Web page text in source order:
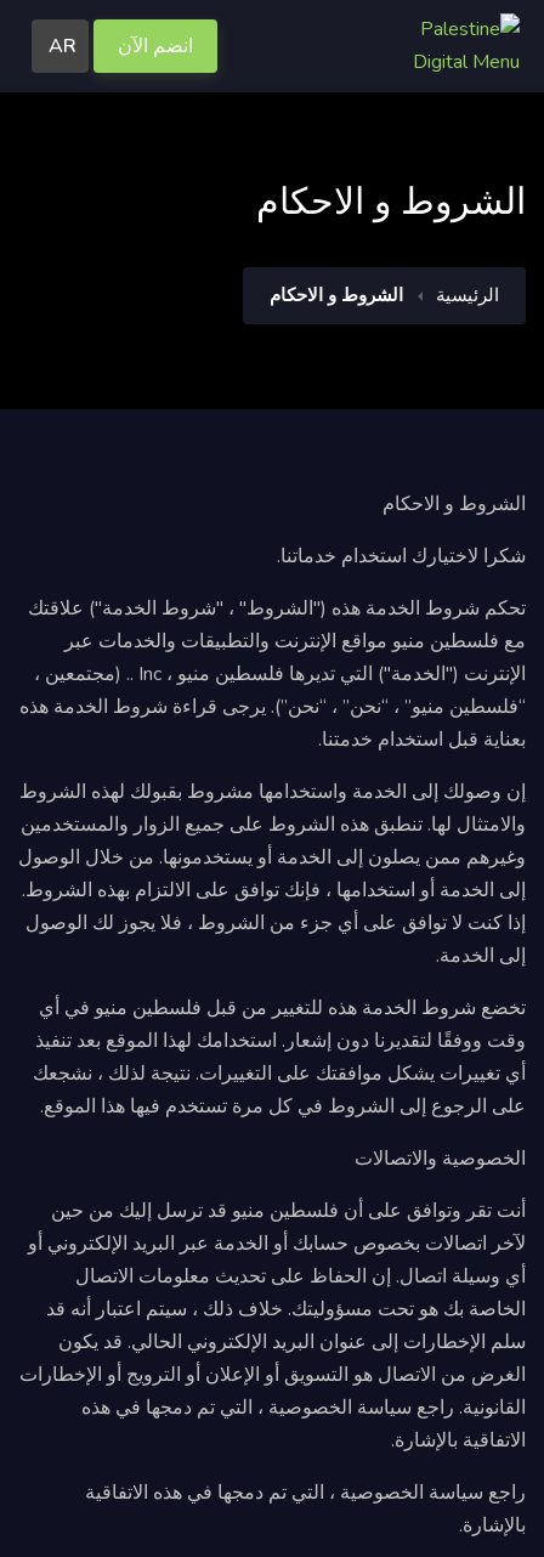
انضم الآن AR
الشروط و الاحكام
الرئيسية الشروط و الاحكام
الشروط و الاحكام
شكرا لاختيارك استخدام خدماتنا.
تحكم شروط الخدمة هذه ("الشروط" ، "شروط الخدمة") علاقتك
مع فلسطين منيو مواقع الإنترنت والتطبيقات والخدمات عبر
الإنترنت ("الخدمة") التي تديرها فلسطين منيو ، Inc .. (مجتمعين ،
“فلسطين منيو” ، “نحن” ، “نحن”). يرجى قراءة شروط الخدمة هذه
بعناية قبل استخدام خدمتنا.
إن وصولك إلى الخدمة واستخدامها مشروط بقبولك لهذه الشروط
والامتثال لها. تنطبق هذه الشروط على جميع الزوار والمستخدمين
وغيرهم ممن يصلون إلى الخدمة أو يستخدمونها. من خلال الوصول
إلى الخدمة أو استخدامها ، فإنك توافق على الالتزام بهذه الشروط.
إذا كنت لا توافق على أي جزء من الشروط ، فلا يجوز لك الوصول
إلى الخدمة.
تخضع شروط الخدمة هذه للتغيير من قبل فلسطين منيو في أي
وقت ووفقًا لتقديرنا دون إشعار. استخدامك لهذا الموقع بعد تنفيذ
أي تغييرات يشكل موافقتك على التغييرات. نتيجة لذلك ، نشجعك
على الرجوع إلى الشروط في كل مرة تستخدم فيها هذا الموقع.
الخصوصية والاتصالات
أنت تقر وتوافق على أن فلسطين منيو قد ترسل إليك من حين
لآخر اتصالات بخصوص حسابك أو الخدمة عبر البريد الإلكتروني أو
أي وسيلة اتصال. إن الحفاظ على تحديث معلومات الاتصال
الخاصة بك هو تحت مسؤوليتك. خلاف ذلك ، سيتم اعتبار أنه قد
سلم الإخطارات إلى عنوان البريد الإلكتروني الحالي. قد يكون
الغرض من الاتصال هو التسويق أو الإعلان أو الترويج أو الإخطارات
القانونية. راجع سياسة الخصوصية ، التي تم دمجها في هذه
الاتفاقية بالإشارة.
راجع سياسة الخصوصية ، التي تم دمجها في هذه الاتفاقية
بالإشارة.